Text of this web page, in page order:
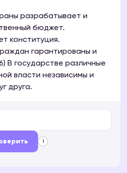
разрабатывает и
бюджет.
конституция.
гарантированы и
В государстве различные
власти независимы и
друга.
i